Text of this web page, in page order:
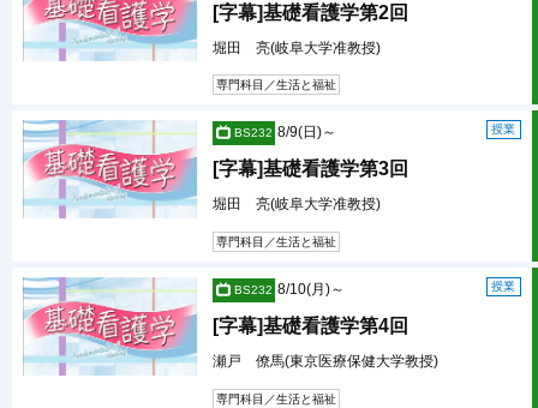
[字幕]基礎看護学第2回
堀田 亮(岐阜大学准教授)
専門科目／生活と福祉
BS232 授業
8/9(日)～
[字幕]基礎看護学第3回
堀田 亮(岐阜大学准教授)
専門科目／生活と福祉
BS232 授業
8/10(月)～
[字幕]基礎看護学第4回
瀬戸 僚馬(東京医療保健大学教授)
専門科目／生活と福祉